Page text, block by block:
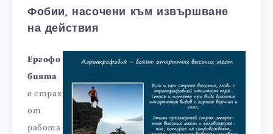
Фобии, насочени към извършване
на действия
Ергофо
бията
е страх
от
работа